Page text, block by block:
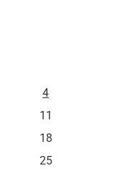
4
11
18
25